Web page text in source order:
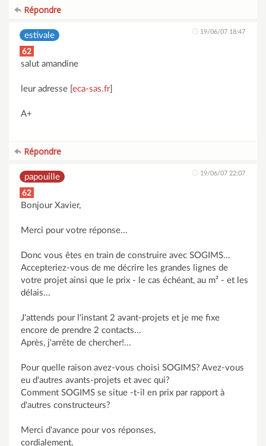
Répondre
estivale 19/06/07 18:47
62
salut amandine
leur adresse [ eca-sas.fr]
A+
Répondre
papouille 19/06/07 22:07
62
Bonjour Xavier,
Merci pour votre réponse...
Donc vous êtes en train de construire avec SOGIMS...
Accepteriez-vous de me décrire les grandes lignes de
votre projet ainsi que le prix - le cas échéant, au m² - et les
délais...
J'attends pour l'instant 2 avant-projets et je me fixe
encore de prendre 2 contacts...
Après, j'arrête de chercher!...
Pour quelle raison avez-vous choisi SOGIMS? Avez-vous
eu d'autres avants-projets et avec qui?
Comment SOGIMS se situe -t-il en prix par rapport à
d'autres constructeurs?
Merci d'avance pour vos réponses,
cordialement,